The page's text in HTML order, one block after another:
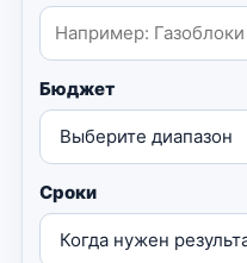
Бюджет
Сроки